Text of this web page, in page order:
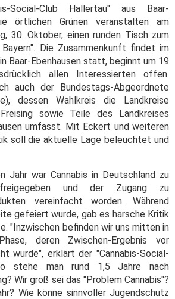
Social-Club Hallertau" aus Baar-
örtlichen Grünen veranstalten am
30. Oktober, einen runden Tisch zum
Bayern". Die Zusammenkunft findet im
Baar-Ebenhausen statt, beginnt um 19
allen Interessierten offen.
auch der Bundestags-Abgeordnete
dessen Wahlkreis die Landkreise
sowie Teile des Landkreises
umfasst. Mit Eckert und weiteren
soll die aktuelle Lage beleuchtet und
Jahr war Cannabis in Deutschland zu
freigegeben und der Zugang zu
vereinfacht worden. Während
gefeiert wurde, gab es harsche Kritik
"Inzwischen befinden wir uns mitten in
deren Zwischen-Ergebnis vor
wurde", erklärt der "Cannabis-Social-
stehe man rund 1,5 Jahre nach
Wir groß sei das "Problem Cannabis"?
Wie könne sinnvoller Jugendschutz